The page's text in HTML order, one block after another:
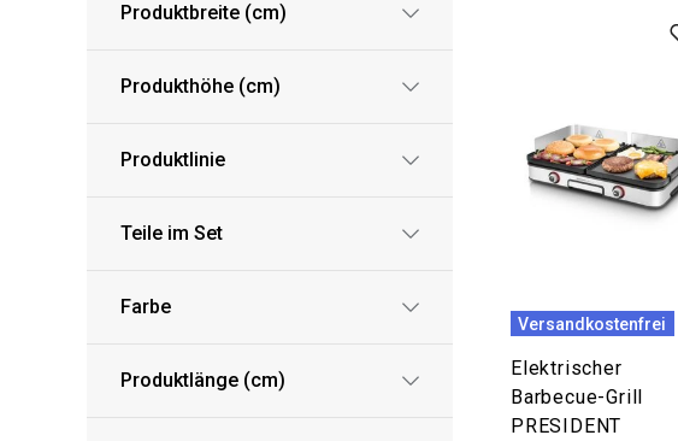
Produktbreite (cm)
Produkthöhe (cm)
Produktlinie
Teile im Set
Farbe
Produktlänge (cm)
Versandkostenfrei
Elektrischer
Barbecue-Grill
PRESIDENT